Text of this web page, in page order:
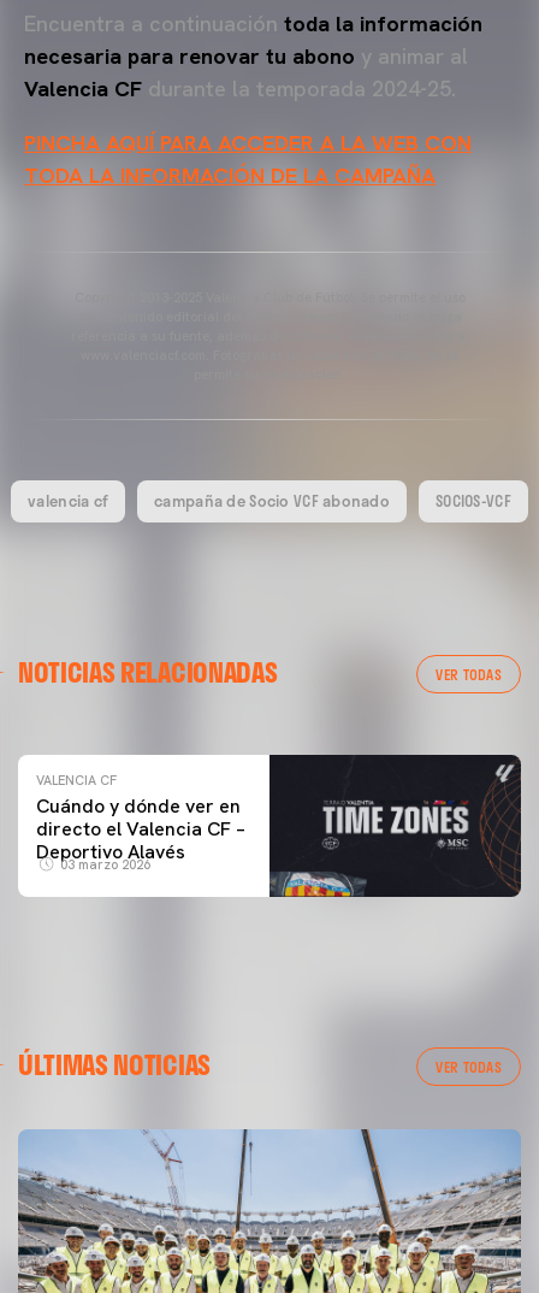
Encuentra a continuación toda la información
necesaria para renovar tu abono y animar al
Valencia CF durante la temporada 2024-25.
PINCHA AQUÍ PARA ACCEDER A LA WEB CON
TODA LA INFORMACIÓN DE LA CAMPAÑA
valencia cf campaña de Socio VCF abonado SOCIOS-VCF
NOTICIAS RELACIONADAS VER TODAS
ENTRENAMIENTO DEL VALENCIA CF 04/03/26
VALENCIA CF
Cuándo y dónde ver en
directo el Valencia CF –
Deportivo Alavés
03 marzo 2026
ÚLTIMAS NOTICIAS VER TODAS